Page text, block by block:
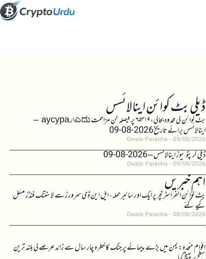
ڈیلی بٹ کوائن اینالائسس بٹ کوائن کی محدود بحالی، ۶۵۴۱۹ پر فیصلہ کن مزاحمت ಎದುار аусура –
اینالائسس برائے تاریخ 2026-08-09
Owais Paracha 09/08/2026
ڈیلی کرپٹو نیوز اینالائسس – 2026-08-09
Owais Paracha 09/08/2026
اہم خبریں
بٹ کوائن انفراسٹرکچر پر ایک اور سائبر حملہ، ایل این ڈی سرورز سے لائٹننگ فنڈز منتقل
کیے گئے
Owais Paracha 08/08/2026
اقوام متحدہ: یمن میں بڑے پیمانے پر جنگ کا خطرہ چار سال سے زائد عرصے کی بلند ترین